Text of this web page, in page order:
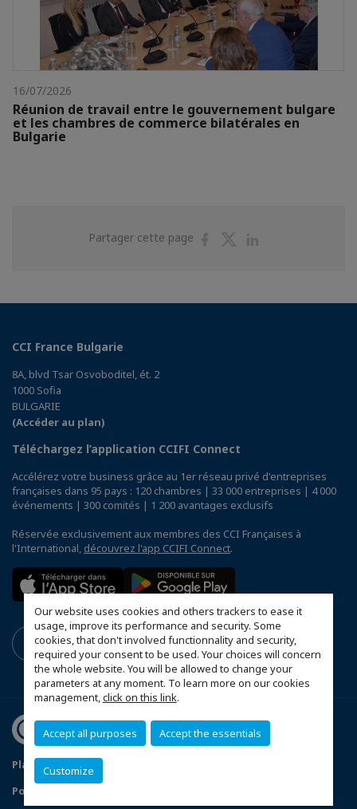
Our website uses cookies and others trackers to ease it
usage, improve its performance and security. Some
cookies, that don't involved functionnality and security,
required your consent to be used. Your choices will concern
the whole website. You will be allowed to change your
parameters at any moment. To learn more on our cookies
management,click on this link.
Accept all purposes Accept the essentials
Customize
16/07/2026
Réunion de travail entre le gouvernement bulgare
et les chambres de commerce bilatérales en
Bulgarie
Partager cette page
PartagerPartager
CCI France Bulgarie
8A, blvd Tsar Osvoboditel, ét. 2
1000 Sofia
BULGARIE
(Accéder au plan)
Téléchargez l’application CCIFI Connect
Accélérez votre business grâce au 1er réseau privé d'entreprises
françaises dans 95 pays : 120 chambres | 33 000 entreprises | 4 000
événements | 300 comités | 1 200 avantages exclusifs
Réservée exclusivement aux membres des CCI Françaises à
l'International, découvrez l'app CCIFI Connect.
Plan du site
Mentions légales
Politique de confidentialité